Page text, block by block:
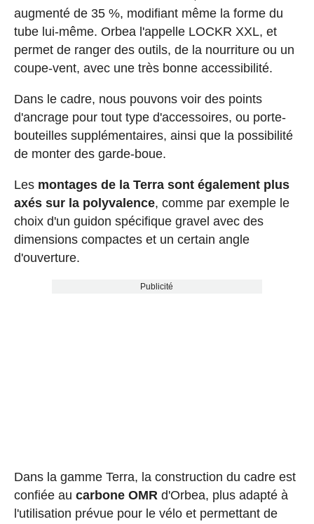
augmenté de 35 %, modifiant même la forme du
tube lui-même. Orbea l'appelle LOCKR XXL, et
permet de ranger des outils, de la nourriture ou un
coupe-vent, avec une très bonne accessibilité.
Dans le cadre, nous pouvons voir des points
d'ancrage pour tout type d'accessoires, ou porte-
bouteilles supplémentaires, ainsi que la possibilité
de monter des garde-boue.
Les montages de la Terra sont également plus
axés sur la polyvalence, comme par exemple le
choix d'un guidon spécifique gravel avec des
dimensions compactes et un certain angle
d'ouverture.
Publicité
Dans la gamme Terra, la construction du cadre est
confiée au carbone OMRd'Orbea, plus adapté à
l'utilisation prévue pour le vélo et permettant de